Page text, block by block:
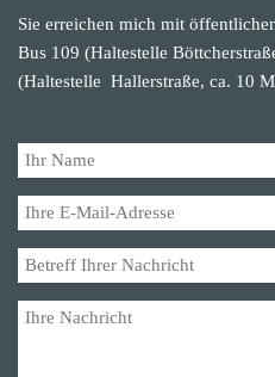
Sie erreichen mich mit
Bus 109 (Haltestelle
(Haltestelle Hallerstraße, ca. 10